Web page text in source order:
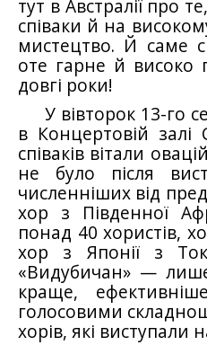
тут в Австралії про
співаки й на
мистецтво. Й саме
оте гарне й високо
довгі роки!
У вівторок 13-го
в Концертовій
співаків вітали
не було після
численніших від
хор з Південної
понад 40 хористів,
хор з Японії з
«Видубичан» —
краще,
голосовими
хорів, які